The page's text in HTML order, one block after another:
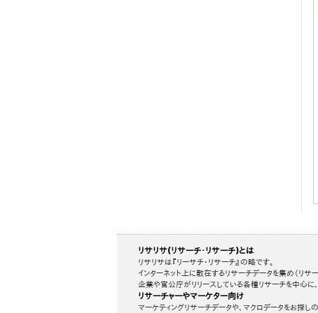
リサリサ(リサーチ・リサーチ)とは
リサリサは『リーサチ・リサーチ』の略です。
インターネット上に散在するリサーチデータを集め（リサ
企業や官公庁がリリースしている各種リサーチを中心に
リサーチャーやマーケター向け
マーケティングリサーチデータや、マクロデータをお探し